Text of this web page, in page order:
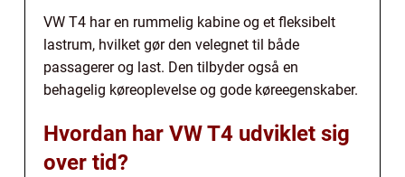
VW T4 har en rummelig kabine og et fleksibelt
lastrum, hvilket gør den velegnet til både
passagerer og last. Den tilbyder også en
behagelig køreoplevelse og gode køreegenskaber.
Hvordan har VW T4 udviklet sig
over tid?